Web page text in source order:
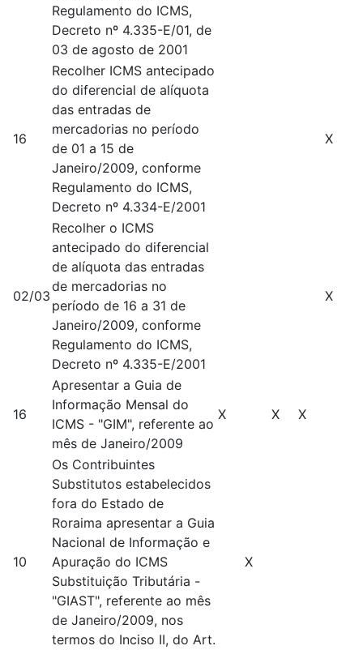
Regulamento do ICMS,
Decreto nº 4.335-E/01, de
03 de agosto de 2001
16
Recolher ICMS antecipado
do diferencial de alíquota
das entradas de
mercadorias no período
de 01 a 15 de
Janeiro/2009, conforme
Regulamento do ICMS,
Decreto nº 4.334-E/2001
X
02/03
Recolher o ICMS
antecipado do diferencial
de alíquota das entradas
de mercadorias no
período de 16 a 31 de
Janeiro/2009, conforme
Regulamento do ICMS,
Decreto nº 4.335-E/2001
X
16
Apresentar a Guia de
Informação Mensal do
ICMS - "GIM", referente ao
mês de Janeiro/2009
X X X
10
Os Contribuintes
Substitutos estabelecidos
fora do Estado de
Roraima apresentar a Guia
Nacional de Informação e
Apuração do ICMS
Substituição Tributária -
"GIAST", referente ao mês
de Janeiro/2009, nos
termos do Inciso II, do Art.
X